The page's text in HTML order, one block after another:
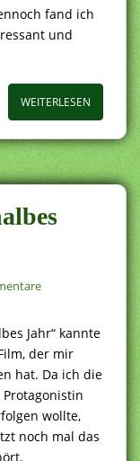
fand ich
und
WEITERLESEN
Jahr“ kannte
der mir
hat. Da ich die
wollte,
noch mal das